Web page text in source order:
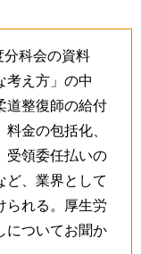
科会の資料
考え方」の中
道整復師の給付
金の包括化、
受領委任払いの
ど、業界として
られる。厚生労
についてお聞か